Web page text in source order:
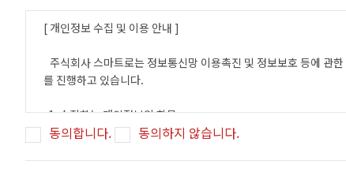
[ 개인정보 수집 및 이용 안내 ]
주식회사 스마트로는 정보통신망 이용촉진 및 정보보호 등에 관
를 진행하고 있습니다.
1. 수집하는 개인정보의 항목
(주)스마트로는 상담 및 서비스 제공을 위해 아래와 같은 개인정보
개인정보 : 이름, 연락처, 이메일주소
동의합니다. 동의하지 않습니다.